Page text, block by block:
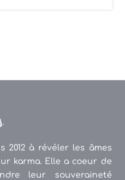
2012 à révéler les âmes
karma. Elle a coeur de
leur souveraineté